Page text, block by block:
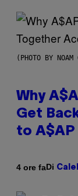
(PHOTO BY
Why
Get
to A$AP
4 ore faDi